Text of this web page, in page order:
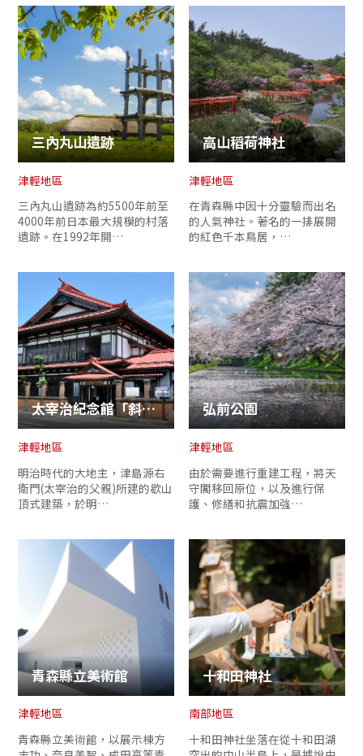
三內丸山遺跡
津輕地區
三內丸山遺跡為約5500年前至
4000年前日本最大規模的村落
遺跡。在1992年開…
高山稻荷神社
津輕地區
在青森縣中因十分靈驗而出名
的人氣神社。著名的一排展開
的紅色千本鳥居，…
太宰治紀念館「斜陽館」
津輕地區
明治時代的大地主，津島源右
衛門(太宰治的父親)所建的歇山
頂式建築，於明…
弘前公園
津輕地區
由於需要進行重建工程，將天
守閣移回原位，以及進行保
護、修繕和抗震加強…
青森縣立美術館
津輕地區
青森縣立美術館，以展示棟方
十和田神社
南部地區
十和田神社坐落在從十和田湖